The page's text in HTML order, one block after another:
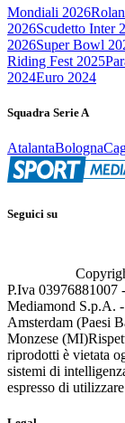
Mondiali 2026
2026Scudetto Inter
2026Super Bowl
Riding Fest 2025
2024Euro 2024
Squadra Serie A
AtalantaBologna
Seguici su
P.Iva 03976881007
Mediamond S.p.A.
Amsterdam (Paesi
Monzese (MI)
riprodotti è vietata
sistemi di
espresso di